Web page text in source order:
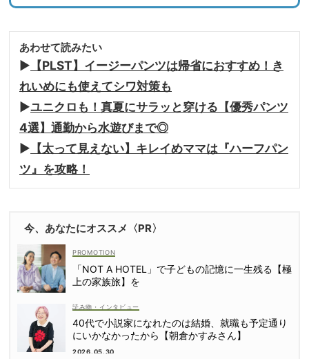
あわせて読みたい
▶︎ 【PLST】イージーパンツは帰省におすすめ！き
れいめにも使えてシワ対策も
▶︎ユニクロも！真夏にサラッと穿ける【優秀パンツ
4選】通勤から水遊びまで◎
▶︎ 【太って見えない】キレイめママは『ハーフパン
ツ』を攻略！
今、あなたにオススメ〈PR〉
「NOT A HOTEL」で子どもの記憶に一生残る【極
上の家族旅】を
読み物・インタビュー
40代で小説家になれたのは結婚、就職も予定通り
にいかなかったから【朝倉かすみさん】
2026.05.30